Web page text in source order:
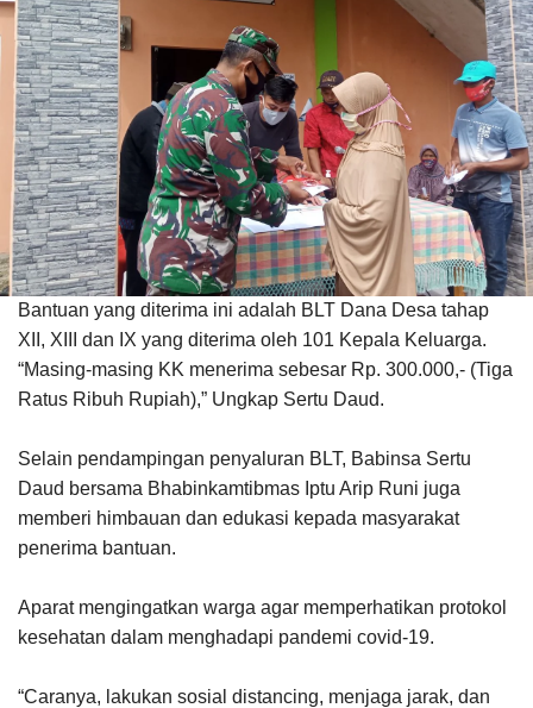
Bantuan yang diterima ini adalah BLT Dana Desa tahap
XII, XIII dan IX yang diterima oleh 101 Kepala Keluarga.
“Masing-masing KK menerima sebesar Rp. 300.000,- (Tiga
Ratus Ribuh Rupiah),” Ungkap Sertu Daud.
Selain pendampingan penyaluran BLT, Babinsa Sertu
Daud bersama Bhabinkamtibmas Iptu Arip Runi juga
memberi himbauan dan edukasi kepada masyarakat
penerima bantuan.
Aparat mengingatkan warga agar memperhatikan protokol
kesehatan dalam menghadapi pandemi covid-19.
“Caranya, lakukan sosial distancing, menjaga jarak, dan